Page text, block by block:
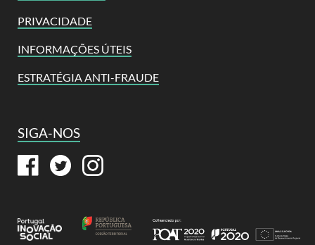
PRIVACIDADE
INFORMAÇÕES ÚTEIS
ESTRATÉGIA ANTI-FRAUDE
SIGA-NOS